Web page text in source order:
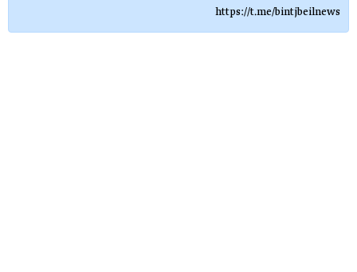
https://t.me/bintjbeilnews